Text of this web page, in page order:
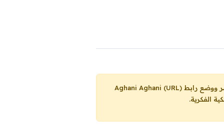
Aghani Aghani (URL)
الفكرية.